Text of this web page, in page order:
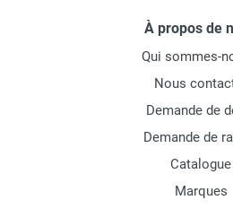
À propos de
Qui sommes-
Nous
Demande de
Demande de
Catalogue
Marques